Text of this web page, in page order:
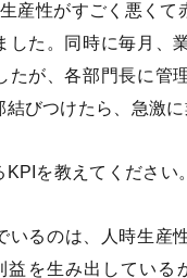
産性がすごく悪く
した。同時に毎月、
たが、各部門長に管
びつけたら、急激に
を教えてください。
いるのは、人時生産
益を生み出している